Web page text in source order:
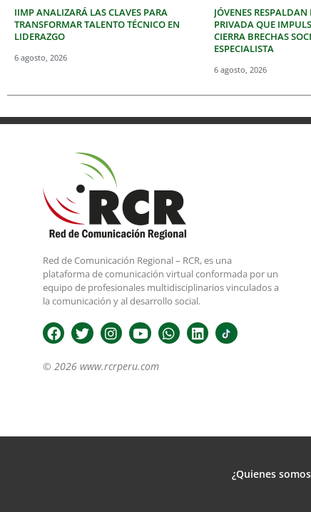
IIMP ANALIZARÁ LAS CLAVES PARA
TRANSFORMAR TALENTO TÉCNICO EN
LIDERAZGO
6 agosto, 2026
JÓVENES
PRIVADA QUE
CIERRA BRECHAS
ESPECIALISTA
6 agosto, 2026
Red de Comunicación Regional – RCR, es una
plataforma de comunicación virtual conformada por un
equipo de profesionales multidisciplinarios vinculados a
la comunicación y al desarrollo social.
© 2026 www.rcrperu.com
¿Quienes